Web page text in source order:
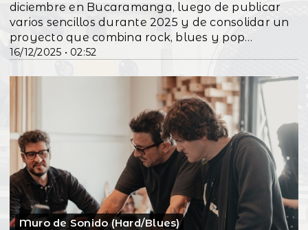
16/12/2025 • 02:52
diciembre en Bucaramanga, luego de publicar
varios sencillos durante 2025 y de consolidar un
proyecto que combina rock, blues y pop
alternativo.
Muro de Sonido (Hard/Blues)